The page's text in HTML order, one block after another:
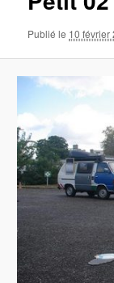
Publié le 10 février